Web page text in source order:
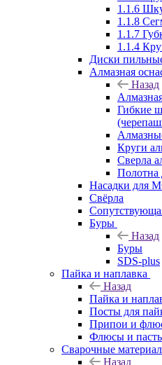
1.1.6
1.1.8
1.1.7
1.1.4
Диски
Алмазная
Назад
Гибкие
Круги
Сверла
Насадки для
Свёрла
Буры
Назад
Буры
SDS-plus
Пайка и наплавка
Назад
Пайка и
Посты для
Припои и
Флюсы и
Сварочные
Назад